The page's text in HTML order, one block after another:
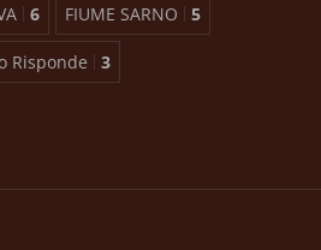
6 FIUME SARNO 5
Risponde 3